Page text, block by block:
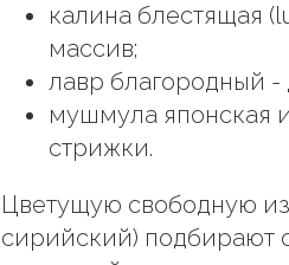
калина блестящая
массив;
лавр благородный -
мушмула японская
стрижки.
Цветущую свободную
сирийский) подбирают